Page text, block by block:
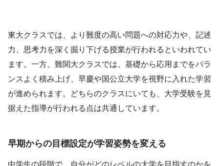
東大クラスでは、より難度の高い問題への対応力や、記述
力、思考力を深く掘り下げる授業が行われるといわれてい
ます。一方、難関大クラスでは、基礎から応用までをバラ
ンスよく積み上げ、早慶や国公立大学を視野に入れた学習
が進められます。どちらのクラスにいても、大学受験を見
据えた指導が行われる点は共通しています。
早期からの目標設定が学習姿勢を変える
中学生の段階で、自分がどのレベルの大学を目指すのかを